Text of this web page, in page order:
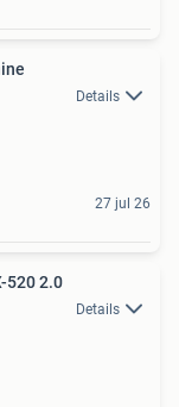
Details
27 jul 26
520 2.0
Details